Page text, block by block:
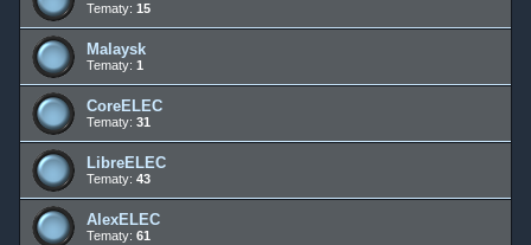
Tematy: 15
Malaysk
Tematy: 1
CoreELEC
Tematy: 31
LibreELEC
Tematy: 43
AlexELEC
Tematy: 61